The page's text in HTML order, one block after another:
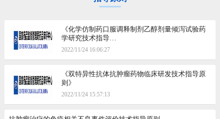
《化学仿制药口服调释制剂乙醇剂量倾泻试验药
学研究技术指导…
2022/11/24 16:06:27
《双特异性抗体抗肿瘤药物临床研发技术指导原
则》
2022/11/24 15:57:13